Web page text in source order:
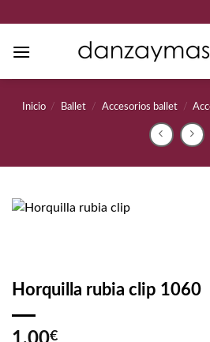
contenido
Inicio / Ballet / Accesorios ballet /
Horquilla rubia clip 1060
€